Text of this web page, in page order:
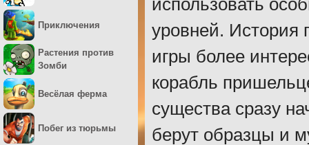
использовать
уровней. История
игры более
корабль
существа сразу
берут образцы и
Приключения
Растения против
Зомби
Весёлая ферма
Побег из тюрьмы